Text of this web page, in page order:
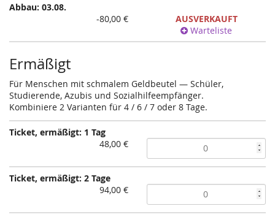
Abbau: 03.08.
-80,00 €
AUSVERKAUFT
Warteliste
Ermäßigt
Für Menschen mit schmalem Geldbeutel — Schüler,
Studierende, Azubis und Sozialhilfeempfänger.
Kombiniere 2 Varianten für 4 / 6 / 7 oder 8 Tage.
Ticket, ermäßigt: 1 Tag
48,00 €
Ticket, ermäßigt: 2 Tage
94,00 €